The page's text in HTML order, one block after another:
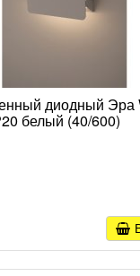
диодный Эра
белый (40/600)